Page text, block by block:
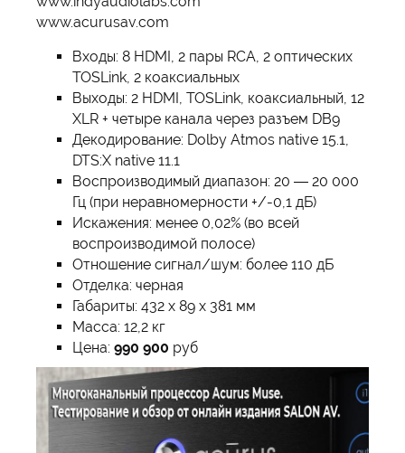
www.acurusav.com
Входы: 8 HDMI, 2 пары RCA, 2 оптических
TOSLink, 2 коаксиальных
Выходы: 2 HDMI, TOSLink, коаксиальный, 12
XLR + четыре канала через разъем DB9
Декодирование: Dolby Atmos native 15.1,
DTS:X native 11.1
Воспроизводимый диапазон: 20 — 20 000
Гц (при неравномерности +/-0,1 дБ)
Искажения: менее 0,02% (во всей
воспроизводимой полосе)
Отношение сигнал/шум: более 110 дБ
Отделка: черная
Габариты: 432 х 89 х 381 мм
Масса: 12,2 кг
Цена: 990 900 руб